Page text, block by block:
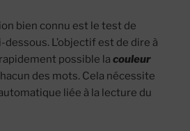
bien connu est le test de
L’objectif est de dire à
possible la couleur
des mots. Cela nécessite
liée à la lecture du